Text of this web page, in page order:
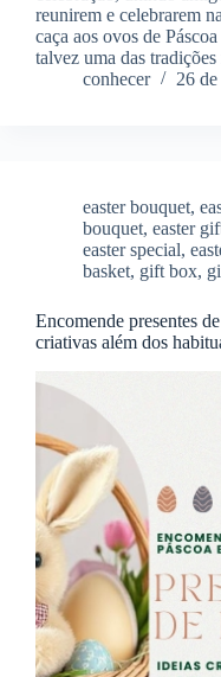
reunirem e celebrarem
caça aos ovos de
talvez uma das
conhecer
26
easter bouquet,
bouquet, easter
easter special,
basket, gift box,
Encomende presentes
criativas além dos